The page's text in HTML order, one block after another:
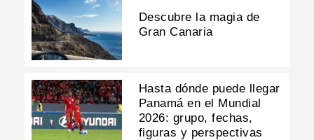
Descubre la magia de
Gran Canaria
Hasta dónde puede llegar
Panamá en el Mundial
2026: grupo, fechas,
figuras y perspectivas